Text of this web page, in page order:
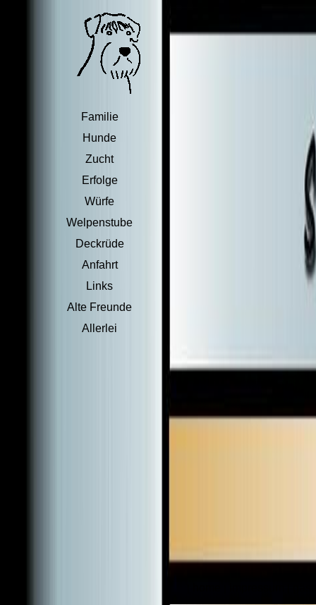
Familie
Hunde
Zucht
Erfolge
Würfe
Welpenstube
Deckrüde
Anfahrt
Links
Alte Freunde
Allerlei